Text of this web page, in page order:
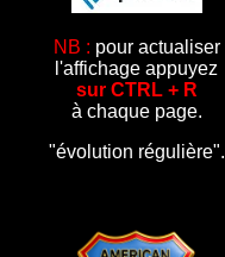
NB : pour actualiser
l'affichage appuyez
sur CTRL + R
à chaque page.
"évolution régulière".